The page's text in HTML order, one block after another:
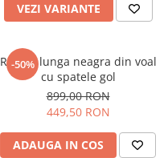
VEZI VARIANTE
-50%
Rochie lunga neagra din voal
cu spatele gol
899,00 RON
449,50 RON
ADAUGA IN COS